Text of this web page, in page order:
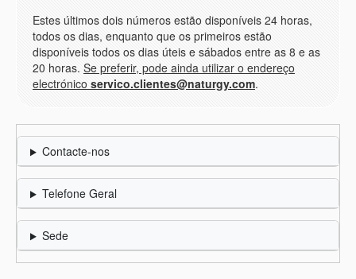
Estes últimos dois números estão disponíveis 24 horas,
todos os dias, enquanto que os primeiros estão
disponíveis todos os dias úteis e sábados entre as 8 e as
20 horas. Se preferir, pode ainda utilizar o endereço
electrónico servico.clientes@naturgy.com​​​​​.
Contacte-nos
Telefone Geral
Sede